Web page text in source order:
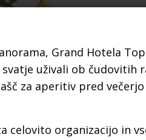
Grand Hotela
uživali ob čudovitih
za aperitiv pred
celovito organizacijo in